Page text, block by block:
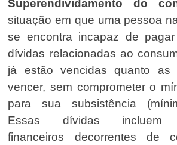
Superendividamento do
situação em que uma pessoa
se encontra incapaz de
dívidas relacionadas ao
já estão vencidas quanto as
vencer, sem comprometer o
para sua subsistência
Essas dívidas incluem
financeiros decorrentes de